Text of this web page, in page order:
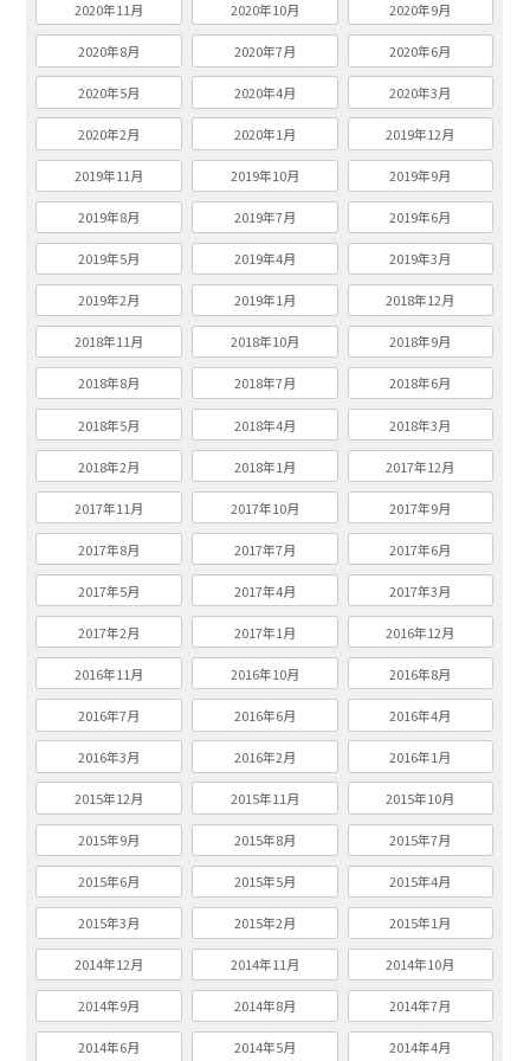
2020年11月 2020年10月 2020年9月
2020年8月 2020年7月 2020年6月
2020年5月 2020年4月 2020年3月
2020年2月 2020年1月 2019年12月
2019年11月 2019年10月 2019年9月
2019年8月 2019年7月 2019年6月
2019年5月 2019年4月 2019年3月
2019年2月 2019年1月 2018年12月
2018年11月 2018年10月 2018年9月
2018年8月 2018年7月 2018年6月
2018年5月 2018年4月 2018年3月
2018年2月 2018年1月 2017年12月
2017年11月 2017年10月 2017年9月
2017年8月 2017年7月 2017年6月
2017年5月 2017年4月 2017年3月
2017年2月 2017年1月 2016年12月
2016年11月 2016年10月 2016年8月
2016年7月 2016年6月 2016年4月
2016年3月 2016年2月 2016年1月
2015年12月 2015年11月 2015年10月
2015年9月 2015年8月 2015年7月
2015年6月 2015年5月 2015年4月
2015年3月 2015年2月 2015年1月
2014年12月 2014年11月 2014年10月
2014年9月 2014年8月 2014年7月
2014年6月 2014年5月 2014年4月